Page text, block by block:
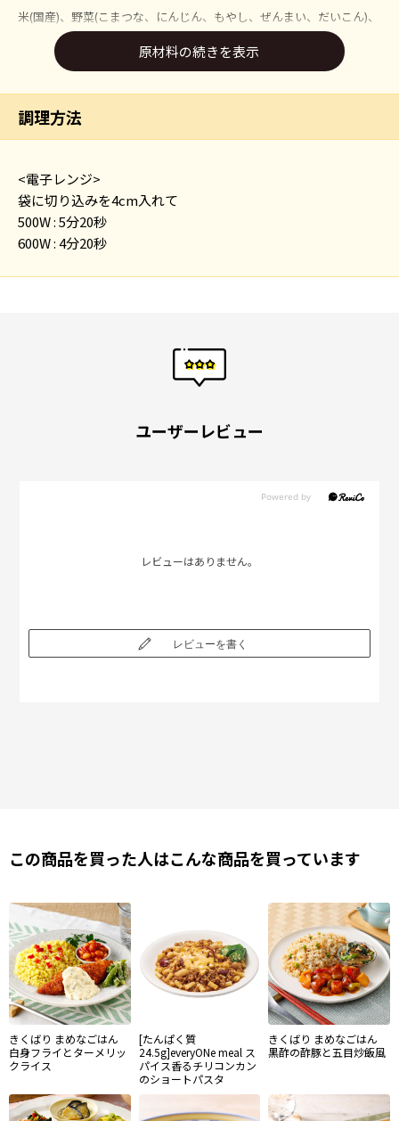
米(国産)、野菜(こまつな、にんじん、もやし、ぜんまい、だいこん)、
大麦、食肉(鶏肉、牛肉)、コラーゲンペプチド、チーズ、コチュジャ
ン、粒状植物性たん白、植物油脂、砂糖、しょうゆ、ショートニン
グ、ごま、粉末みそ、酢、豆板醤、ゼラチン、食塩、にんにくペース
ト、しょうがペースト、発酵調味料、コンソメパウダー、香辛料/増粘
剤(加工でん粉)、調味料(アミノ酸等)、着色料(カラメル、カロチノイ
ド)、セルロース、(一部に小麦・乳成分・牛肉・ごま・大豆・鶏肉・
原材料の続きを表示
調理方法
<電子レンジ>
袋に切り込みを4cm入れて
500W : 5分20秒
600W : 4分20秒
ユーザーレビュー
レビューはありません。
レビューを書く
この商品を買った人はこんな商品を買っています
きくばり まめなごはん
白身フライとターメリッ
クライス
[たんぱく質
24.5g]everyONe meal ス
パイス香るチリコンカン
のショートパスタ
きくばり まめなごはん
黒酢の酢豚と五目炒飯風